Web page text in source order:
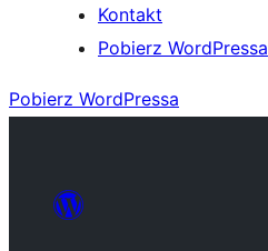
Kontakt
Pobierz WordPressa
Pobierz WordPressa